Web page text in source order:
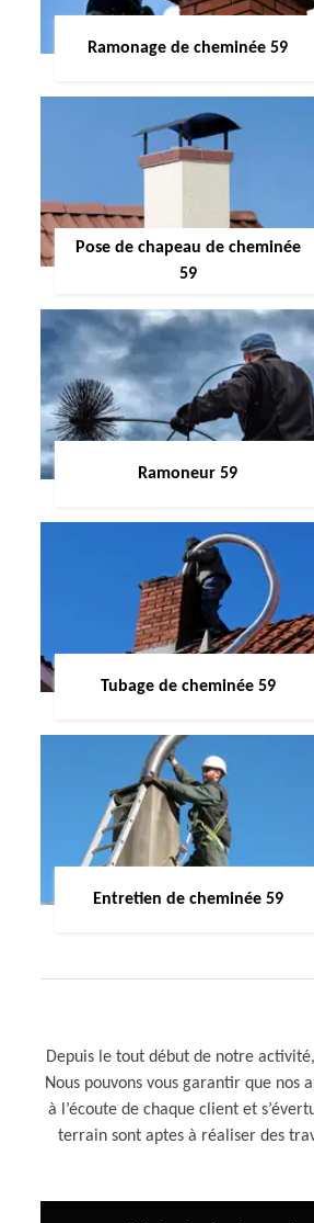
Ramonage de cheminée 59
Pose de chapeau de cheminée
59
Ramoneur 59
Tubage de cheminée 59
Entretien de cheminée 59
Depuis le tout début de notre
Nous pouvons vous garantir que
à l’écoute de chaque client et
terrain sont aptes à réaliser des